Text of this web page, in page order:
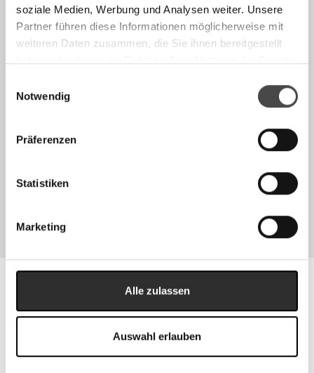
soziale Medien, Werbung und Analysen weiter. Unsere
Partner führen diese Informationen möglicherweise mit
weiteren Daten zusammen, die Sie ihnen bereitgestellt
Notwendig
Präferenzen
Statistiken
Marketing
Alle zulassen
Auswahl erlauben
FILETIERMESSER
AB €110,00
CHAI DAO
AB €160,00
BROTMESSER
Impressum